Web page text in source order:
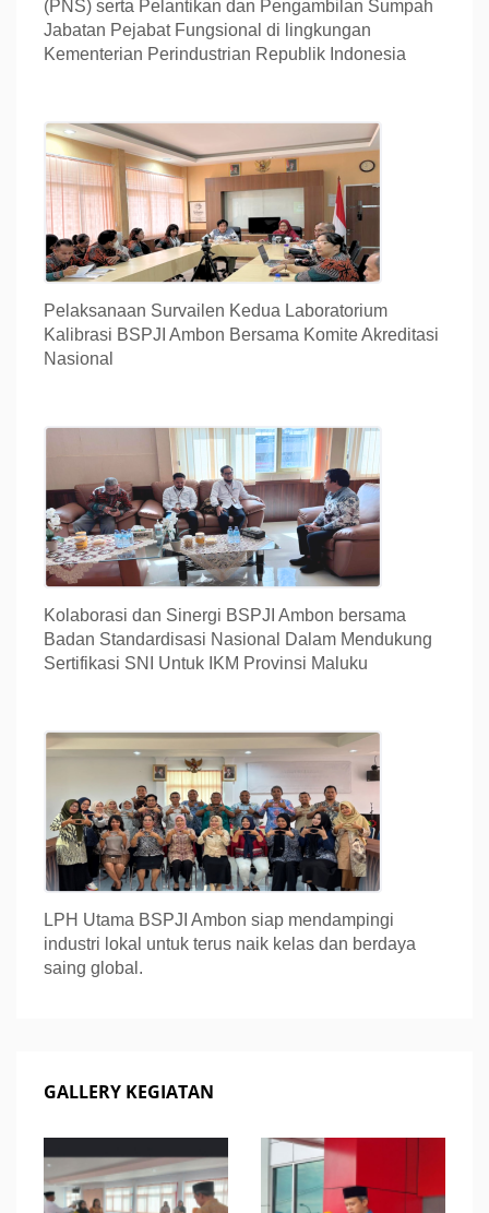
(PNS) serta Pelantikan dan Pengambilan Sumpah
Jabatan Pejabat Fungsional di lingkungan
Kementerian Perindustrian Republik Indonesia
Pelaksanaan Survailen Kedua Laboratorium
Kalibrasi BSPJI Ambon Bersama Komite Akreditasi
Nasional
Kolaborasi dan Sinergi BSPJI Ambon bersama
Badan Standardisasi Nasional Dalam Mendukung
Sertifikasi SNI Untuk IKM Provinsi Maluku
LPH Utama BSPJI Ambon siap mendampingi
industri lokal untuk terus naik kelas dan berdaya
saing global.
GALLERY KEGIATAN